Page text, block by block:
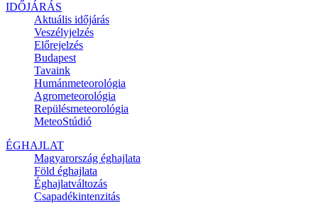
IDŐJÁRÁS
Aktuális időjárás
Veszélyjelzés
Előrejelzés
Budapest
Tavaink
Humánmeteorológia
Agrometeorológia
Repülésmeteorológia
MeteoStúdió
ÉGHAJLAT
Magyarország éghajlata
Föld éghajlata
Éghajlatváltozás
Csapadékintenzitás